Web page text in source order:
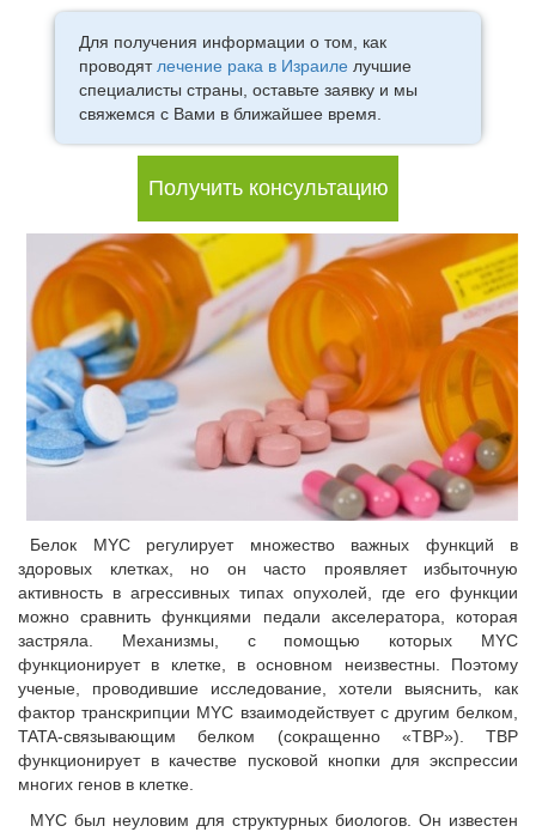
Для получения информации о том, как
проводятлечение рака в Израиле лучшие
специалисты страны, оставьте заявку и мы
свяжемся с Вами в ближайшее время.
Получить консультацию
Белок MYC регулирует множество важных функций в
здоровых клетках, но он часто проявляет избыточную
активность в агрессивных типах опухолей, где его функции
можно сравнить функциями педали акселератора, которая
застряла. Механизмы, с помощью которых MYC
функционирует в клетке, в основном неизвестны. Поэтому
ученые, проводившие исследование, хотели выяснить, как
фактор транскрипции MYC взаимодействует с другим белком,
TATA-связывающим белком (сокращенно «TBP»). TBP
функционирует в качестве пусковой кнопки для экспрессии
многих генов в клетке.
MYC был неуловим для структурных биологов. Он известен